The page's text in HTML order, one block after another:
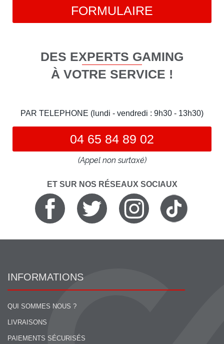
FORMULAIRE
DES EXPERTS GAMING
À VOTRE SERVICE !
PAR TELEPHONE (lundi - vendredi : 9h30 - 13h30)
04 65 84 89 02
(Appel non surtaxé)
ET SUR NOS RÉSEAUX SOCIAUX
INFORMATIONS
QUI SOMMES NOUS ?
LIVRAISONS
PAIEMENTS SÉCURISÉS